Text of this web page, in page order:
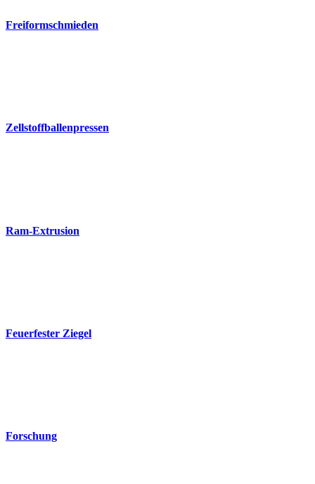
Freiformschmieden
Zellstoffballenpressen
Ram-Extrusion
Feuerfester Ziegel
Forschung